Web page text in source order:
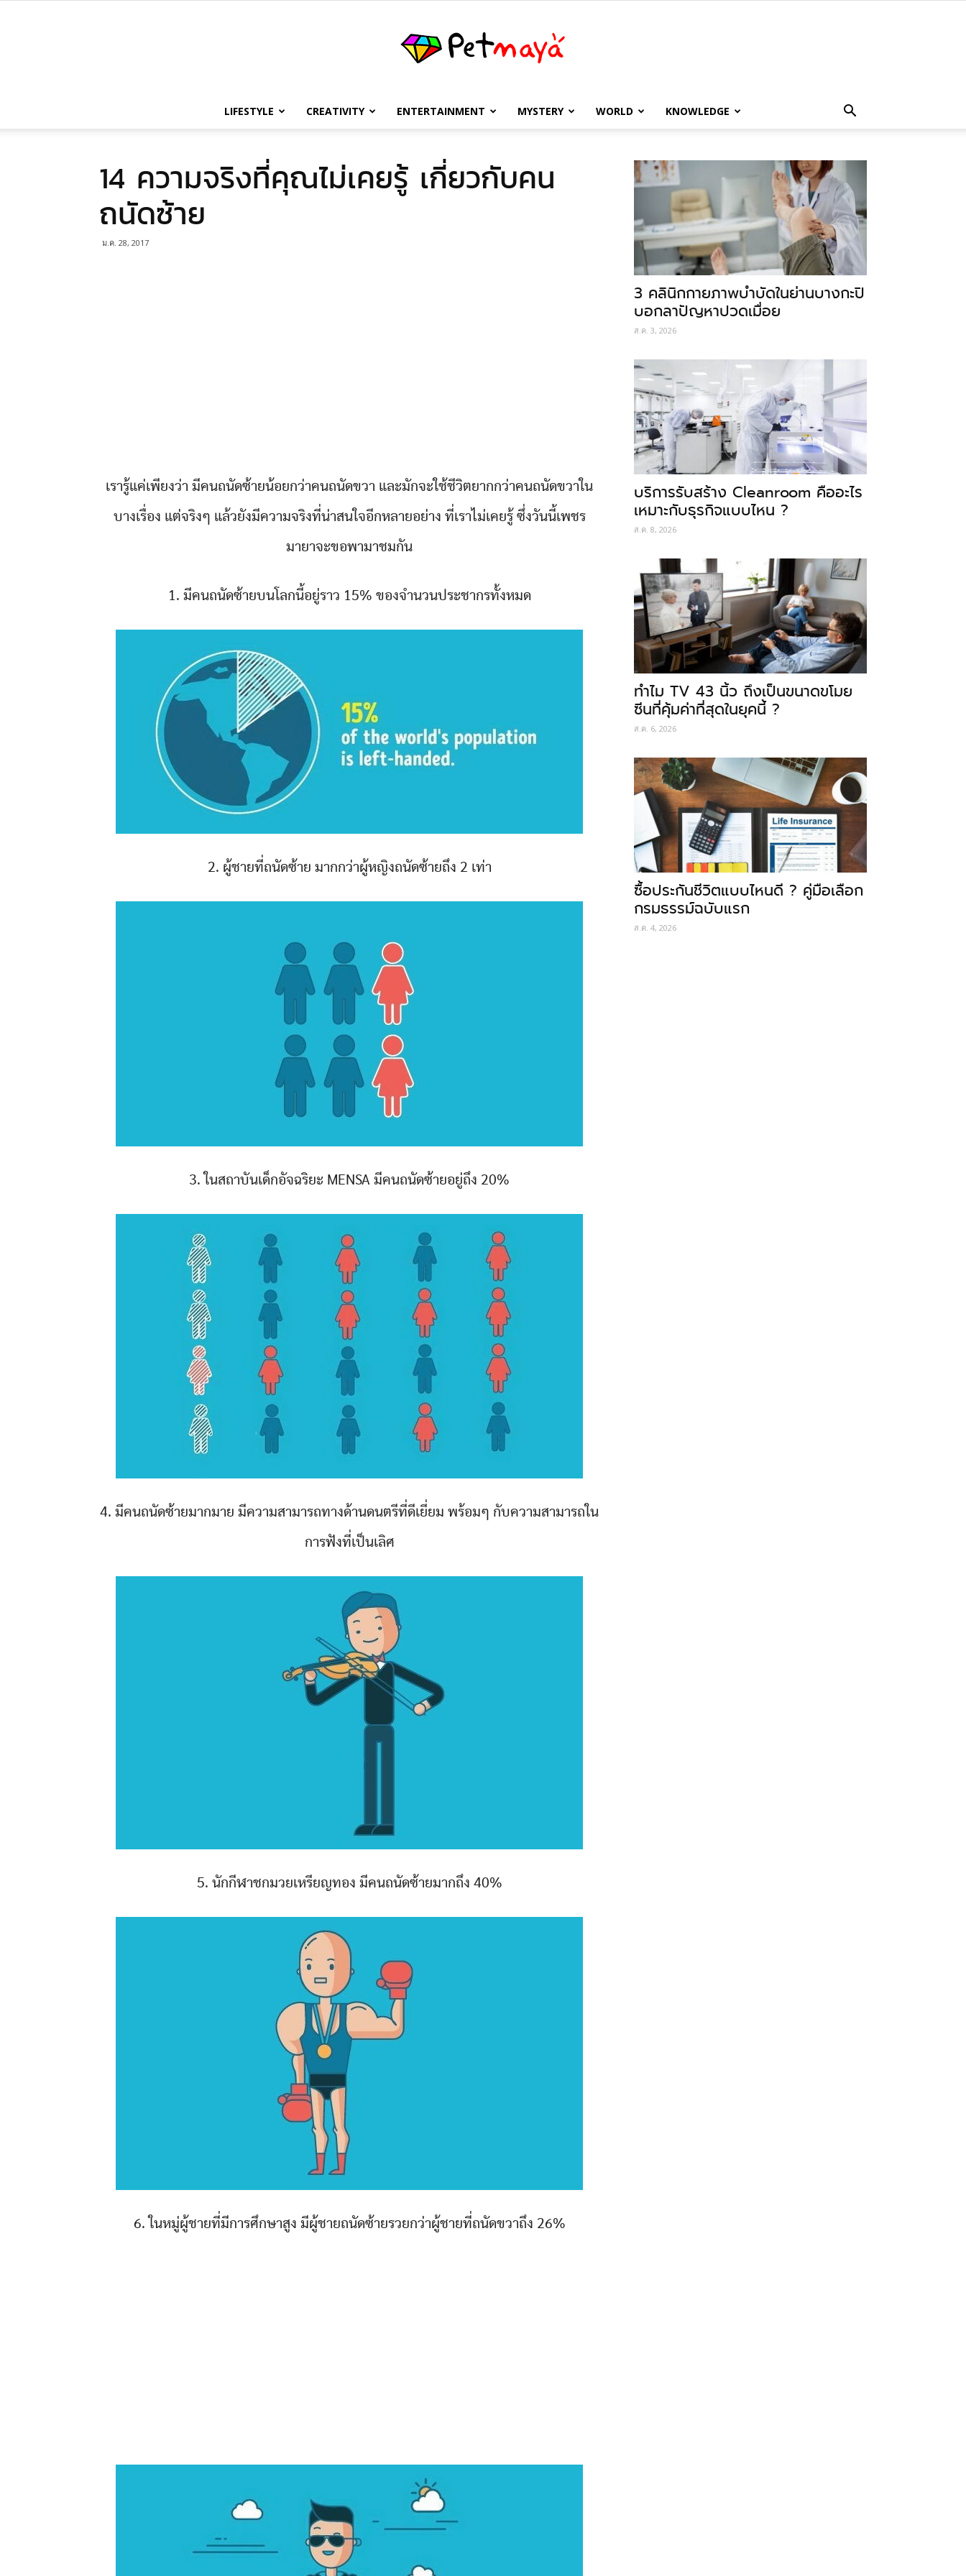
เพชร
LIFESTYLE CREATIVITY ENTERTAINMENT MYSTERY WORLD KNOWLEDGE
14 ความจริงที่คุณไม่เคยรู้ เกี่ยวกับคน
ถนัดซ้าย
ม.ค. 28, 2017
เรารู้แค่เพียงว่า มีคนถนัดซ้ายน้อยกว่าคนถนัดขวา และมักจะใช้ชีวิตยากกว่าคนถนัดขวาใน
บางเรื่อง แต่จริงๆ แล้วยังมีความจริงที่น่าสนใจอีกหลายอย่าง ที่เราไม่เคยรู้ ซึ่งวันนี้เพชร
มายาจะขอพามาชมกัน
1. มีคนถนัดซ้ายบนโลกนี้อยู่ราว 15% ของจำนวนประชากรทั้งหมด
2. ผู้ชายที่ถนัดซ้าย มากกว่าผู้หญิงถนัดซ้ายถึง 2 เท่า
3. ในสถาบันเด็กอัจฉริยะ MENSA มีคนถนัดซ้ายอยู่ถึง 20%
4. มีคนถนัดซ้ายมากมาย มีความสามารถทางด้านดนตรีที่ดีเยี่ยม พร้อมๆ กับความสามารถใน
การฟังที่เป็นเลิศ
5. นักกีฬาชกมวยเหรียญทอง มีคนถนัดซ้ายมากถึง 40%
6. ในหมู่ผู้ชายที่มีการศึกษาสูง มีผู้ชายถนัดซ้ายรวยกว่าผู้ชายที่ถนัดขวาถึง 26%
3 คลินิกกายภาพบำบัดในย่านบางกะปิ
บอกลาปัญหาปวดเมื่อย
ส.ค. 3, 2026
บริการรับสร้าง Cleanroom คืออะไร
เหมาะกับธุรกิจแบบไหน ?
ส.ค. 8, 2026
ทำไม TV 43 นิ้ว ถึงเป็นขนาดขโมย
ซีนที่คุ้มค่าที่สุดในยุคนี้ ?
ส.ค. 6, 2026
ซื้อประกันชีวิตแบบไหนดี ? คู่มือเลือก
กรมธรรม์ฉบับแรก
ส.ค. 4, 2026